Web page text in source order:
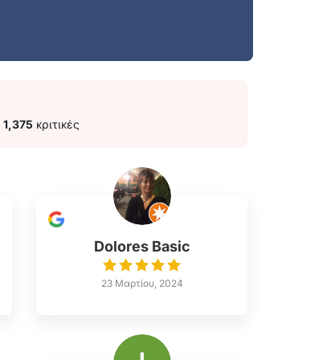
1,375 κριτικές
Dolores Basic
23 Μαρτίου, 2024